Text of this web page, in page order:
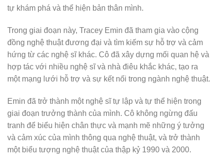
tự khám phá và thể hiện bản thân mình.
Trong giai đoạn này, Tracey Emin đã tham gia vào cộng
đồng nghệ thuật đương đại và tìm kiếm sự hỗ trợ và cảm
hứng từ các nghệ sĩ khác. Cô đã xây dựng mối quan hệ và
hợp tác với nhiều nghệ sĩ và nhà điêu khắc khác, tạo ra
một mạng lưới hỗ trợ và sự kết nối trong ngành nghệ thuật.
Emin đã trở thành một nghệ sĩ tự lập và tự thể hiện trong
giai đoạn trưởng thành của mình. Cô không ngừng đấu
tranh để biểu hiện chân thực và mạnh mẽ những ý tưởng
và cảm xúc của mình thông qua nghệ thuật, và trở thành
một biểu tượng nghệ thuật của thập kỷ 1990 và 2000.